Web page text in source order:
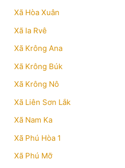
Xã Hòa Xuân
Xã Ia Rvê
Xã Krông Ana
Xã Krông Búk
Xã Krông Nô
Xã Liên Sơn Lắk
Xã Nam Ka
Xã Phú Hòa 1
Xã Phú Mỡ